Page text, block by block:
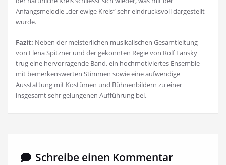
Anfangsmelodie „der ewige Kreis“ sehr eindrucksvoll dargestellt
wurde.
Fazit: Neben der meisterlichen musikalischen Gesamtleitung
von Elena Spitzner und der gekonnten Regie von Rolf Lansky
trug eine hervorragende Band, ein hochmotiviertes Ensemble
mit bemerkenswerten Stimmen sowie eine aufwendige
Ausstattung mit Kostümen und Bühnenbildern zu einer
insgesamt sehr gelungenen Aufführung bei.
Schreibe einen Kommentar